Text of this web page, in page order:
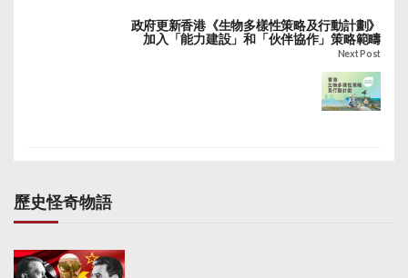
政府更新香港《生物多樣性策略及行動計劃》
加入「能力建設」和「伙伴協作」策略範疇
Next Post
歷史怪奇物語